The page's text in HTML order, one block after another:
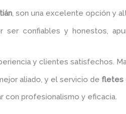
, son una excelente opción y
ser confiables y honestos,
y clientes satisfechos.
aliado, y el servicio de fletes
con profesionalismo y eficacia.